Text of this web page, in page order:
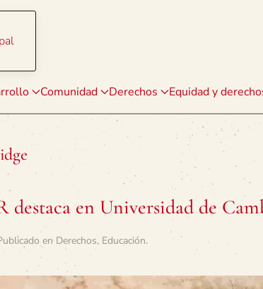
Comunidad Derechos Equidad y
destaca en Universidad de
en Derechos, Educación.